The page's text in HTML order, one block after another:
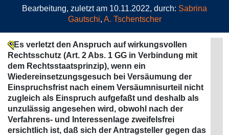
Bearbeitung, zuletzt am 10.11.2022, durch: Sabrina
Gautschi, A. Tschentscher
Es verletzt den Anspruch auf wirkungsvollen
Rechtsschutz (Art. 2 Abs. 1 GG in Verbindung mit
dem Rechtsstaatsprinzip), wenn ein
Wiedereinsetzungsgesuch bei Versäumung der
Einspruchsfrist nach einem Versäumnisurteil nicht
zugleich als Einspruch aufgefaßt und deshalb als
unzulässig angesehen wird, obwohl nach der
Verfahrens- und Interessenlage zweifelsfrei
ersichtlich ist, daß sich der Antragsteller gegen das